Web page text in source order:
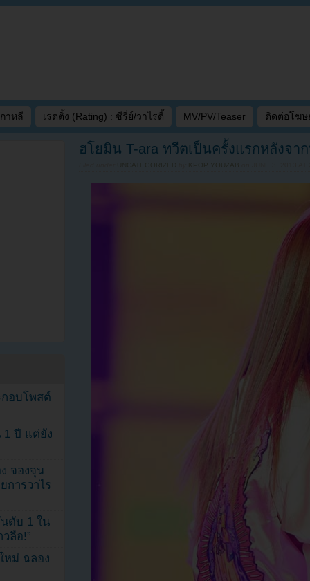
าหลี เรตติ้ง (Rating) : ซีรี่ย์/วาไรตี้ MV/PV/Teaser ติดต่อโฆ
ฮโยมิน T-ara ทวีตเป็นครั้งแรกหลังจา
UNCATEGORIZED KPOP YOUZAB
อบโพสต์
1 ปี แต่ยัง
จองจุน
การวาไร
ดับ 1 ใน
ลือ!”
หม่ ฉลอง